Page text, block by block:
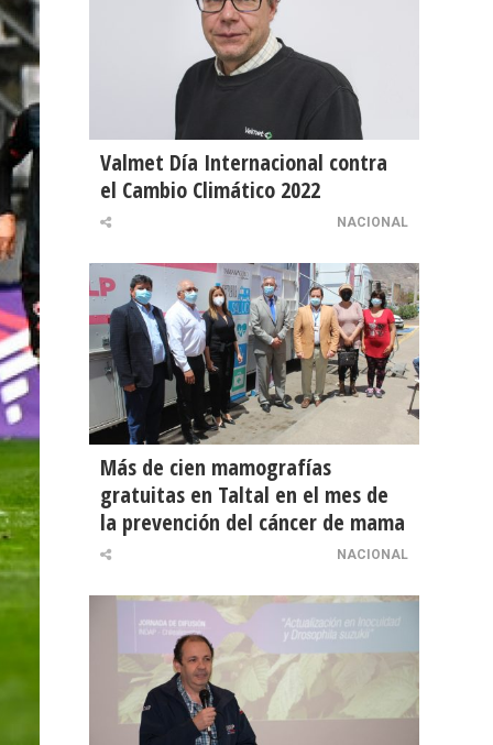
Valmet Día Internacional contra
el Cambio Climático 2022
NACIONAL
Más de cien mamografías
gratuitas en Taltal en el mes de
la prevención del cáncer de mama
NACIONAL